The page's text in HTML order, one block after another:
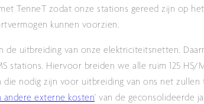
TenneT zodat onze stations gereed zijn op
kunnen voorzien.
de uitbreiding van onze elektriciteitsnetten.
stations. Hiervoor breiden we alle ruim 125 HS/
die nodig zijn voor uitbreiding van ons net
externe kosten' van de geconsolideerde